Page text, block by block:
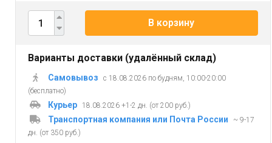
В корзину
Варианты доставки (удалённый склад)
Самовывоз
с 18.08.2026 по будням, 10:00-20:00
(бесплатно)
Курьер 18.08.2026 +1-2 дн. (от 200 руб.)
Транспортная компания или Почта России
~ 9-17
дн. (от 350 руб.)